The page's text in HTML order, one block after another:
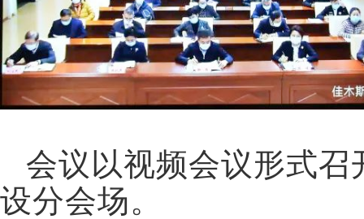
会议以视频会议形式
设分会场。